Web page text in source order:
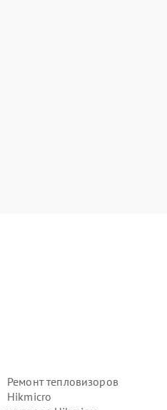
Ремонт тепловизоров
Hikmicro